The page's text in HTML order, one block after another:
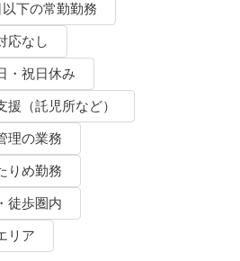
下の常勤勤務
応なし
・祝日休み
（託児所など）
理の業務
りめ勤務
徒歩圏内
リア